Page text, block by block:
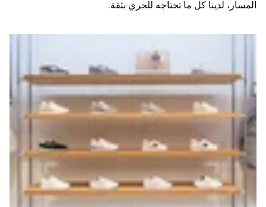
المسار، لدينا كل ما تحتاجه للجري بثقة.